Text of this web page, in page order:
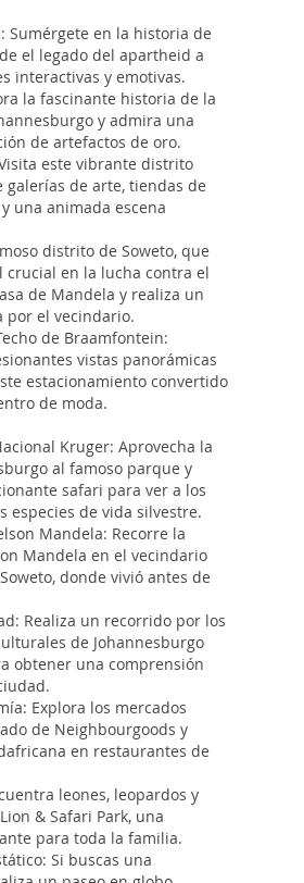
Sumérgete en la historia de
el legado del apartheid a
interactivas y emotivas.
la fascinante historia de la
y admira una
de artefactos de oro.
este vibrante distrito
de arte, tiendas de
una animada escena
distrito de Soweto, que
crucial en la lucha contra el
de Mandela y realiza un
por el vecindario.
de Braamfontein:
vistas panorámicas
estacionamiento convertido
de moda.
Kruger: Aprovecha la
al famoso parque y
safari para ver a los
especies de vida silvestre.
Mandela: Recorre la
Mandela en el vecindario
donde vivió antes de
Realiza un recorrido por los
de Johannesburgo
obtener una comprensión
Explora los mercados
de Neighbourgoods y
en restaurantes de
leones, leopardos y
& Safari Park, una
para toda la familia.
Si buscas una